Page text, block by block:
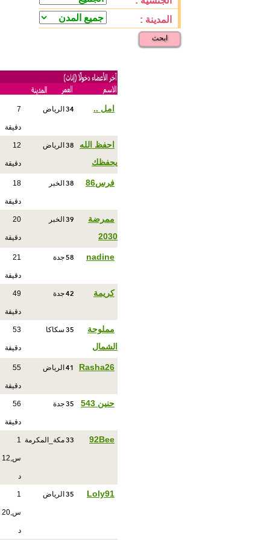
المدينة :
ابحث
امل .. 34 الرياض 7
دقيقة
احفظ الله
يحفظك
38 الرياض 12
دقيقة
فرس86 38 الخبر 18
دقيقة
ممرضة
2030
39 الخبر 20
دقيقة
nadine
58جدة 21
دقيقة
كريمة 42جدة 49
دقيقة
مملوحة
الشمال
35 سكاكا 53
دقيقة
Rasha26
41 الرياض 55
دقيقة
حنين 543 35جدة 56
دقيقة
92Bee
33مكة_المكرمة 1
س,12
د
Loly91
35 الرياض 1
س,20
د